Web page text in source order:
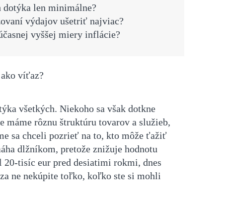
len minimálne?
výdajov ušetriť najviac?
vyššej miery inflácie?
víťaz?
všetkých. Niekoho sa však dotkne
máme rôznu štruktúru tovarov a služieb,
sa chceli pozrieť na to, kto môže ťažiť
dlžníkom, pretože znižuje hodnotu
tisíc eur pred desiatimi rokmi, dnes
ne nekúpite toľko, koľko ste si mohli